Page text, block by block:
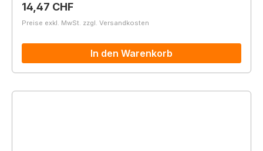
Regulärer Preis:
14,47 CHF
Preise exkl. MwSt. zzgl. Versandkosten
In den Warenkorb